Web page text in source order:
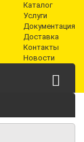
Каталог
Услуги
Документация
Доставка
Контакты
Новости